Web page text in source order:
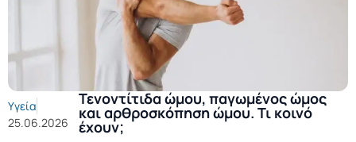
Υγεία
25.06.2026
Τενοντίτιδα ώμου, παγωμένος ώμος
και αρθροσκόπηση ώμου. Τι κοινό
έχουν;